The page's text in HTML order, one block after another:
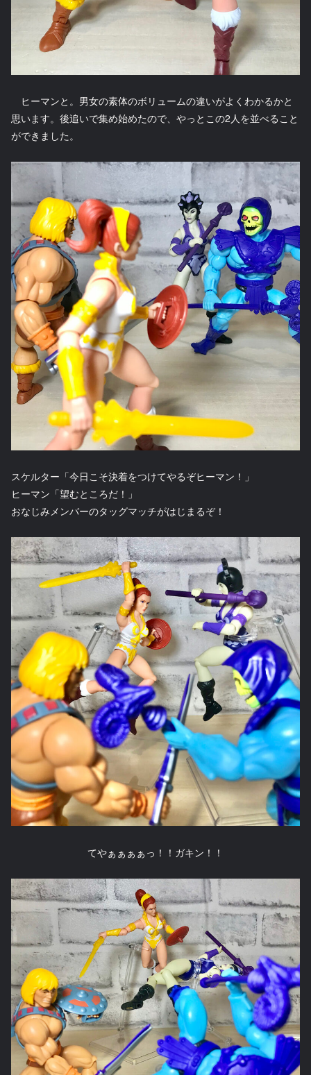
ヒーマンと。男女の素体のボリュームの違いがよくわかるかと
思います。後追いで集め始めたので、やっとこの2人を並べること
ができました。
スケルター「今日こそ決着をつけてやるぞヒーマン！」
ヒーマン「望むところだ！」
おなじみメンバーのタッグマッチがはじまるぞ！
てやぁぁぁぁっ！！ガキン！！